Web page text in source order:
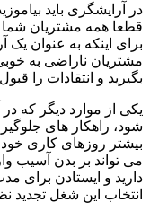
در آرایشگری باید
قطعا همه مشتریان شما
برای اینکه به عنوان یک
مشتریان ناراضی به
بگیرید و انتقادات را
یکی از موارد دیگر که
شود، راهکار های
بیشتر روزهای کاری خود
می تواند بر بدن آسیب
دارید و ایستادن برای
انتخاب این شغل تجدید